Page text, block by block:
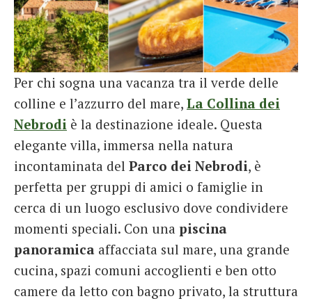
Per chi sogna una vacanza tra il verde delle
colline e l’azzurro del mare, La Collina dei
Nebrodi è la destinazione ideale. Questa
elegante villa, immersa nella natura
incontaminata del Parco dei Nebrodi, è
perfetta per gruppi di amici o famiglie in
cerca di un luogo esclusivo dove condividere
momenti speciali. Con una piscina
panoramica affacciata sul mare, una grande
cucina, spazi comuni accoglienti e ben otto
camere da letto con bagno privato, la struttura